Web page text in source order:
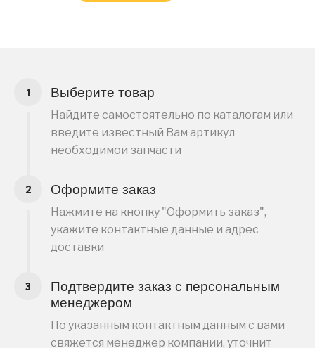
Выберите товар
Найдите самостоятельно по каталогам или
введите известный Вам артикул
необходимой запчасти
Оформите заказ
Нажмите на кнопку "Оформить заказ",
укажите контактные данные и адрес
доставки
Подтвердите заказ с персональным
менеджером
По указанным контактным данным с вами
свяжется менеджер компании, уточнит